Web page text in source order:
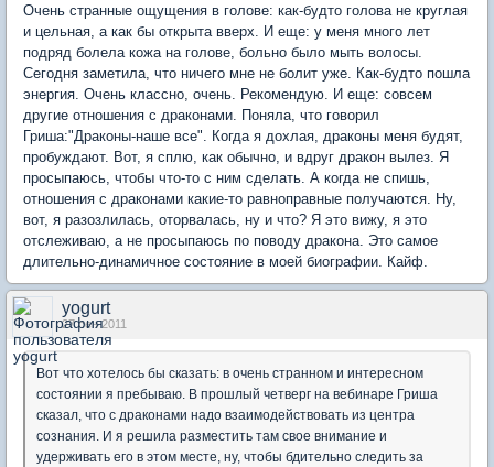
Очень странные ощущения в голове: как-будто голова не круглая
и цельная, а как бы открыта вверх. И еще: у меня много лет
подряд болела кожа на голове, больно было мыть волосы.
Сегодня заметила, что ничего мне не болит уже. Как-будто пошла
энергия. Очень классно, очень. Рекомендую. И еще: совсем
другие отношения с драконами. Поняла, что говорил
Гриша:"Драконы-наше все". Когда я дохлая, драконы меня будят,
пробуждают. Вот, я сплю, как обычно, и вдруг дракон вылез. Я
просыпаюсь, чтобы что-то с ним сделать. А когда не спишь,
отношения с драконами какие-то равноправные получаются. Ну,
вот, я разозлилась, оторвалась, ну и что? Я это вижу, я это
отслеживаю, а не просыпаюсь по поводу дракона. Это самое
длительно-динамичное состояние в моей биографии. Кайф.
yogurt
27 сен 2011
Вот что хотелось бы сказать: в очень странном и интересном
состоянии я пребываю. В прошлый четверг на вебинаре Гриша
сказал, что с драконами надо взаимодействовать из центра
сознания. И я решила разместить там свое внимание и
удерживать его в этом месте, ну, чтобы бдительно следить за